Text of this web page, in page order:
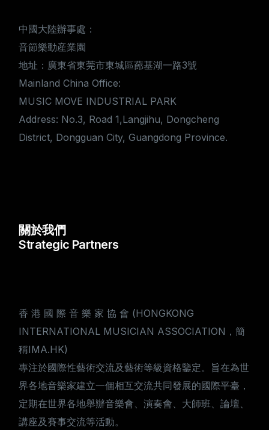
中國大陸辦事處：
音節樂動産業園
地址：廣東省東莞市東城區蓢基湖一路3號
Mainland China Office:
MUSIC MOVE INDUSTRIAL PARK
Address: No.3, Road 1,Langjihu, Dongcheng
District, Dongguan City, Guangdong Province.
關於我們
Strategic Partners
香 港 國 際 音 樂 家 協 會 (HONGKONG
INTERNATIONAL MUSICIAN ASSOCIATION，簡
稱IMA.HK)
專注於國際性藝術交流及藝術等級資格鑒定。旨在為世
界各地音樂家建立一個相互交流共同發展的國際平臺，
定期在世界各地舉辦音樂會、演奏會、大師班、論壇、
講座及賽事交流等活動。